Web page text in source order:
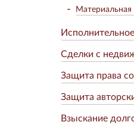
Материальная
Сделки с
Защита права
Защита
Взыскание